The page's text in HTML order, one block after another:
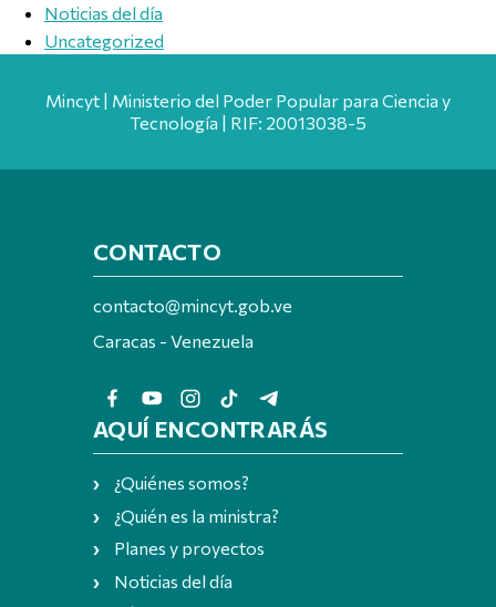
Noticias del día
Uncategorized
Mincyt | Ministerio del Poder Popular para Ciencia y
Tecnología | RIF: 20013038-5
CONTACTO
contacto@mincyt.gob.ve
Caracas - Venezuela
AQUÍ ENCONTRARÁS
¿Quiénes somos?
¿Quién es la ministra?
Planes y proyectos
Noticias del día